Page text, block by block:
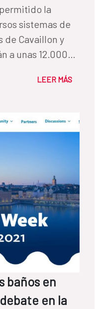
general
en el país,
una visita a
el terremoto.
compuesta
realizó una
de agua
Además,
con las
más en
de estas
de
y
Acción contra
las autoridades
la
sistemas de
de Cavaillon y
a unas 12.000
LEER MÁS
baños en
en la